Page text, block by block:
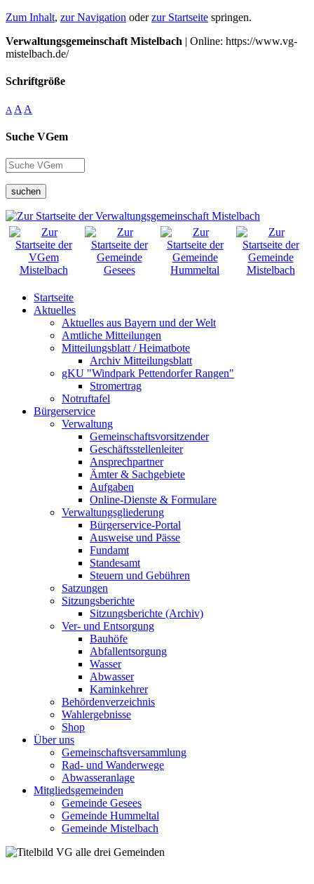
Zum Inhalt, zur Navigation oderzur Startseite springen.
Verwaltungsgemeinschaft Mistelbach | Online: https://www.vg-
mistelbach.de/
Schriftgröße
A A A
Suche VGem
suchen
Startseite
Aktuelles
Aktuelles aus Bayern und der Welt
Amtliche Mitteilungen
Mitteilungsblatt / Heimatbote
Archiv Mitteilungsblatt
gKU "Windpark Pettendorfer Rangen"
Stromertrag
Notruftafel
Bürgerservice
Verwaltung
Gemeinschaftsvorsitzender
Geschäftsstellenleiter
Ansprechpartner
Ämter & Sachgebiete
Aufgaben
Online-Dienste & Formulare
Verwaltungsgliederung
Bürgerservice-Portal
Ausweise und Pässe
Fundamt
Standesamt
Steuern und Gebühren
Satzungen
Sitzungsberichte
Sitzungsberichte (Archiv)
Ver- und Entsorgung
Bauhöfe
Abfallentsorgung
Wasser
Abwasser
Kaminkehrer
Behördenverzeichnis
Wahlergebnisse
Shop
Über uns
Gemeinschaftsversammlung
Rad- und Wanderwege
Abwasseranlage
Mitgliedsgemeinden
Gemeinde Gesees
Gemeinde Hummeltal
Gemeinde Mistelbach